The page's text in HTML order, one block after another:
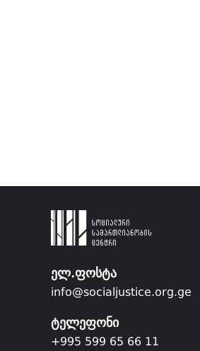
ელ.ფოსტა
info@socialjustice.org.ge
ტელეფონი
+995 599 65 66 11